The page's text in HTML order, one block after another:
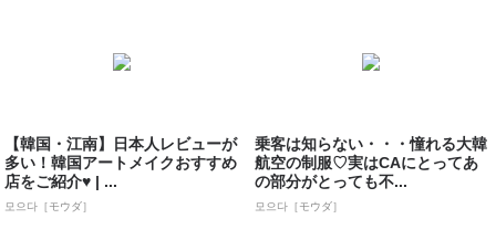
【韓国・江南】日本人レビューが
多い！韓国アートメイクおすすめ
店をご紹介♥ | ...
모으다［モウダ］
乗客は知らない・・・憧れる大韓
航空の制服♡実はCAにとってあ
の部分がとっても不...
모으다［モウダ］